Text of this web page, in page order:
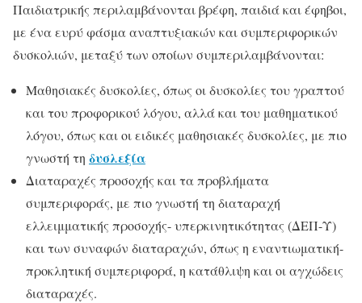
Παιδιατρικής περιλαμβάνονται βρέφη, παιδιά και έφηβοι,
με ένα ευρύ φάσμα αναπτυξιακών και συμπεριφορικών
δυσκολιών, μεταξύ των οποίων συμπεριλαμβάνονται:
Μαθησιακές δυσκολίες, όπως οι δυσκολίες του γραπτού
και του προφορικού λόγου, αλλά και του μαθηματικού
λόγου, όπως και οι ειδικές μαθησιακές δυσκολίες, με πιο
γνωστή τη δυσλεξία
Διαταραχές προσοχής και τα προβλήματα
συμπεριφοράς, με πιο γνωστή τη διαταραχή
ελλειμματικής προσοχής- υπερκινητικότητας (ΔΕΠ-Υ)
και των συναφών διαταραχών, όπως η εναντιωματική-
προκλητική συμπεριφορά, η κατάθλιψη και οι αγχώδεις
διαταραχές.